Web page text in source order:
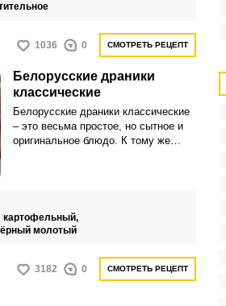
1036 0 СМОТРЕТЬ РЕЦЕПТ
Белорусские драники
классические
Белорусские драники классические
– это весьма простое, но сытное и
оригинальное блюдо. К тому же
картофельный,
молотый
3182 0 СМОТРЕТЬ РЕЦЕПТ